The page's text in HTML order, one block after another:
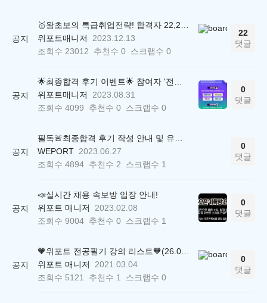
공지
위포트매니저
2023.12.13
조회수 23012 추천수 0 스크랩수 0
22
댓글
공지
위포트매니저
2023.08.31
조회수 4099 추천수 0 스크랩수 0
0
댓글
공지
WEPORT 2023.06.27
조회수 4894 추천수 2 스크랩수 1
0
댓글
공지
📣실시간 채용 속보방 입장 안내!
위포트 매니저
2023.02.08
조회수 9004 추천수 0 스크랩수 1
0
댓글
공지
위포트 매니저
2021.03.04
조회수 5121 추천수 1 스크랩수 0
0
댓글